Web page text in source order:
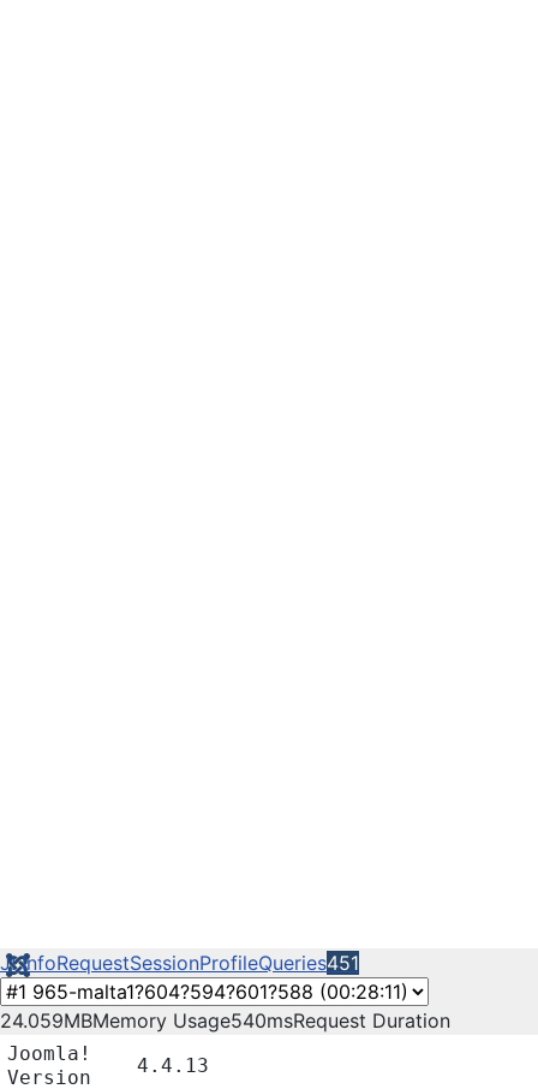
J! InfoRequestSessionProfileQueries451
24.059MBMemory Usage540msRequest Duration
Joomla!
Version
4.4.13